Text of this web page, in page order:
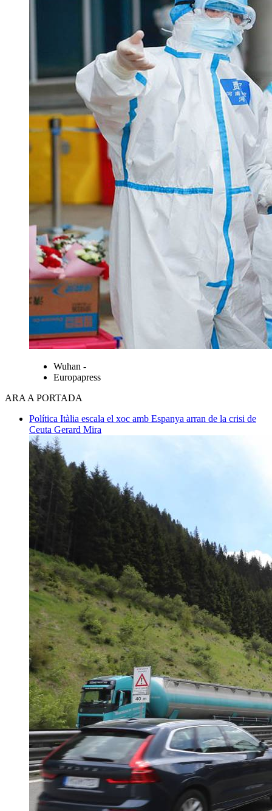
Wuhan -
Europapress
ARA A PORTADA
Política Itàlia escala el xoc amb Espanya arran de la crisi de
Ceuta Gerard Mira